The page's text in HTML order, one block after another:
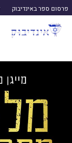
פרסום ספר באינדיבוק